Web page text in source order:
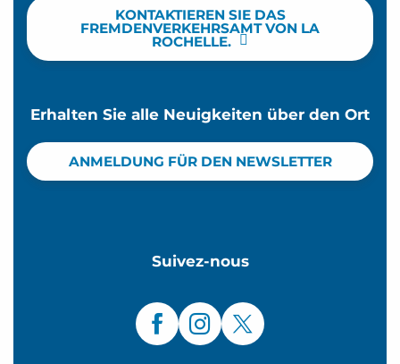
KONTAKTIEREN SIE DAS
FREMDENVERKEHRSAMT VON LA
ROCHELLE.
Erhalten Sie alle Neuigkeiten über den Ort
ANMELDUNG FÜR DEN NEWSLETTER
Suivez-nous